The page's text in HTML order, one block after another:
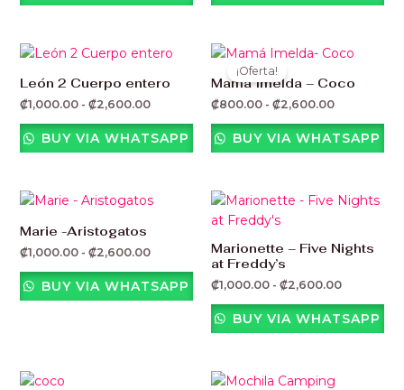
León 2 Cuerpo entero
₡1,000.00 - ₡2,600.00
Rango
₡1,000.00
hasta
₡2,600.00
BUY VIA WHATSAPP
¡Oferta!
Mamá Imelda – Coco
₡800.00 - ₡2,600.00
Rango
₡800.00
hasta
₡2,600.00
BUY VIA WHATSAPP
Marie -Aristogatos
₡1,000.00 - ₡2,600.00
Rango
₡1,000.00
hasta
₡2,600.00
BUY VIA WHATSAPP
Marionette – Five Nights
at Freddy’s
₡1,000.00 - ₡2,600.00
Rango
de
₡1,000.00
₡2,600.00
BUY VIA WHATSAPP